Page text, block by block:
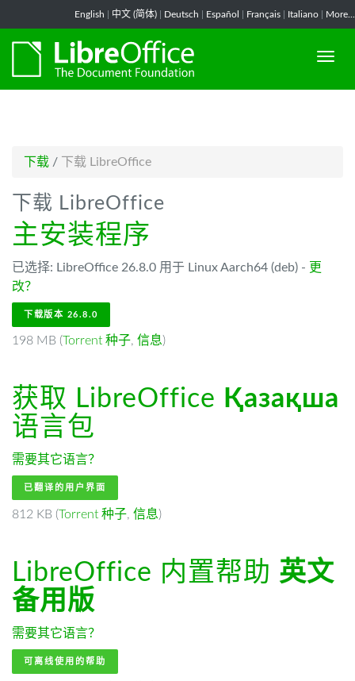
English 中文 (简体) Deutsch Español Français Italiano More...
下载 / 下载 LibreOffice
下载 LibreOffice
主安装程序
已选择: LibreOffice 26.8.0 用于 Linux Aarch64 (deb) - 更
改？
下载版本 26.8.0
198 MB (Torrent 种子, 信息)
获取 LibreOffice Қазақша
语言包
需要其它语言？
已翻译的用户界面
812 KB (Torrent 种子, 信息)
LibreOffice 内置帮助 英文
备用版
需要其它语言？
可离线使用的帮助